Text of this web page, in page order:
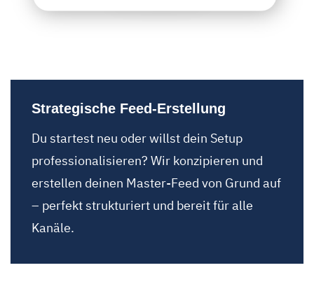
Strategische Feed-Erstellung
Du startest neu oder willst dein Setup
professionalisieren? Wir konzipieren und
erstellen deinen Master-Feed von Grund auf
– perfekt strukturiert und bereit für alle
Kanäle.